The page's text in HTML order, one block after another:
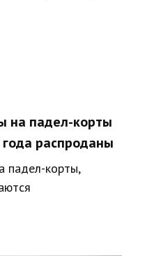
на падел-корты
распроданы
падел-корты,